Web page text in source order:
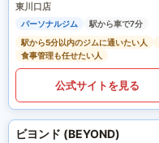
東川口店
パーソナルジム
駅から車で7分
駅から5分以内のジムに通いたい人
食事管理も任せたい人
公式サイトを見る
ビヨンド (BEYOND)